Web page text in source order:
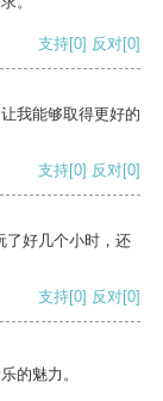
支持[0] 反对[0]
我能够取得更好的
支持[0] 反对[0]
了好几个小时，还
支持[0] 反对[0]
的魅力。